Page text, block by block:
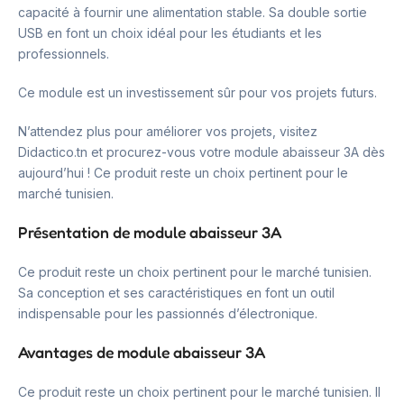
capacité à fournir une alimentation stable. Sa double sortie
USB en font un choix idéal pour les étudiants et les
professionnels.
Ce module est un investissement sûr pour vos projets futurs.
N’attendez plus pour améliorer vos projets, visitez
Didactico.tn et procurez-vous votre module abaisseur 3A dès
aujourd’hui ! Ce produit reste un choix pertinent pour le
marché tunisien.
Présentation de module abaisseur 3A
Ce produit reste un choix pertinent pour le marché tunisien.
Sa conception et ses caractéristiques en font un outil
indispensable pour les passionnés d’électronique.
Avantages de module abaisseur 3A
Ce produit reste un choix pertinent pour le marché tunisien. Il